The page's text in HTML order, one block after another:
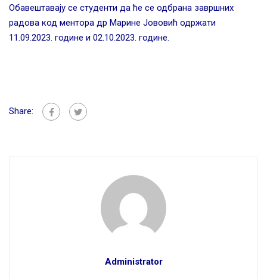
Обавештавају се студенти да ће се одбрана завршних
радова код ментора др Марине Јововић одржати
11.09.2023. године и 02.10.2023. године.
Share:
Administrator